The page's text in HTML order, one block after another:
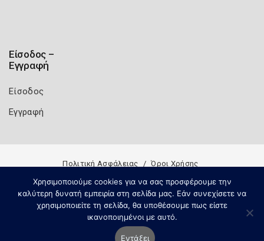
Είσοδος –
Εγγραφή
Είσοδος
Εγγραφή
Πολιτική Ασφάλειας Όροι Χρήσης
Χρησιμοποιούμε cookies για να σας προσφέρουμε την
καλύτερη δυνατή εμπειρία στη σελίδα μας. Εάν συνεχίσετε να
χρησιμοποιείτε τη σελίδα, θα υποθέσουμε πως είστε
ικανοποιημένοι με αυτό.
Εντάξει
Copyright 2026 Knowledge A.E.